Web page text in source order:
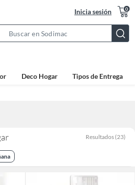
Inicia sesión 0
Bar
Deco Hogar Tipos de Entrega
Resultados (23)